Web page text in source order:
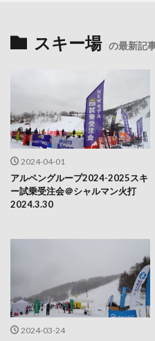
スキー場 の最新記
2024-04-01
アルペングループ2024-2025スキ
ー試乗受注会＠シャルマン火打
2024.3.30
2024-03-24